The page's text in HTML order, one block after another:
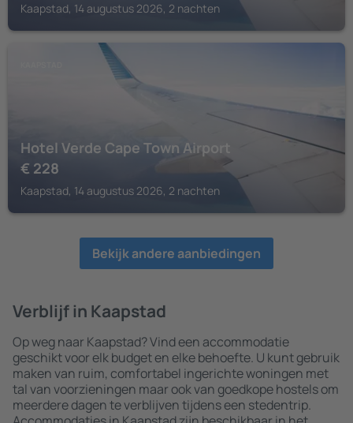
Kaapstad, 14 augustus 2026, 2 nachten
Hotel Verde Cape Town Airport
€ 228
Kaapstad, 14 augustus 2026, 2 nachten
Bekijk andere aanbiedingen
Verblijf in Kaapstad
Op weg naar Kaapstad? Vind een accommodatie
geschikt voor elk budget en elke behoefte. U kunt gebruik
maken van ruim, comfortabel ingerichte woningen met
tal van voorzieningen maar ook van goedkope hostels om
meerdere dagen te verblijven tijdens een stedentrip.